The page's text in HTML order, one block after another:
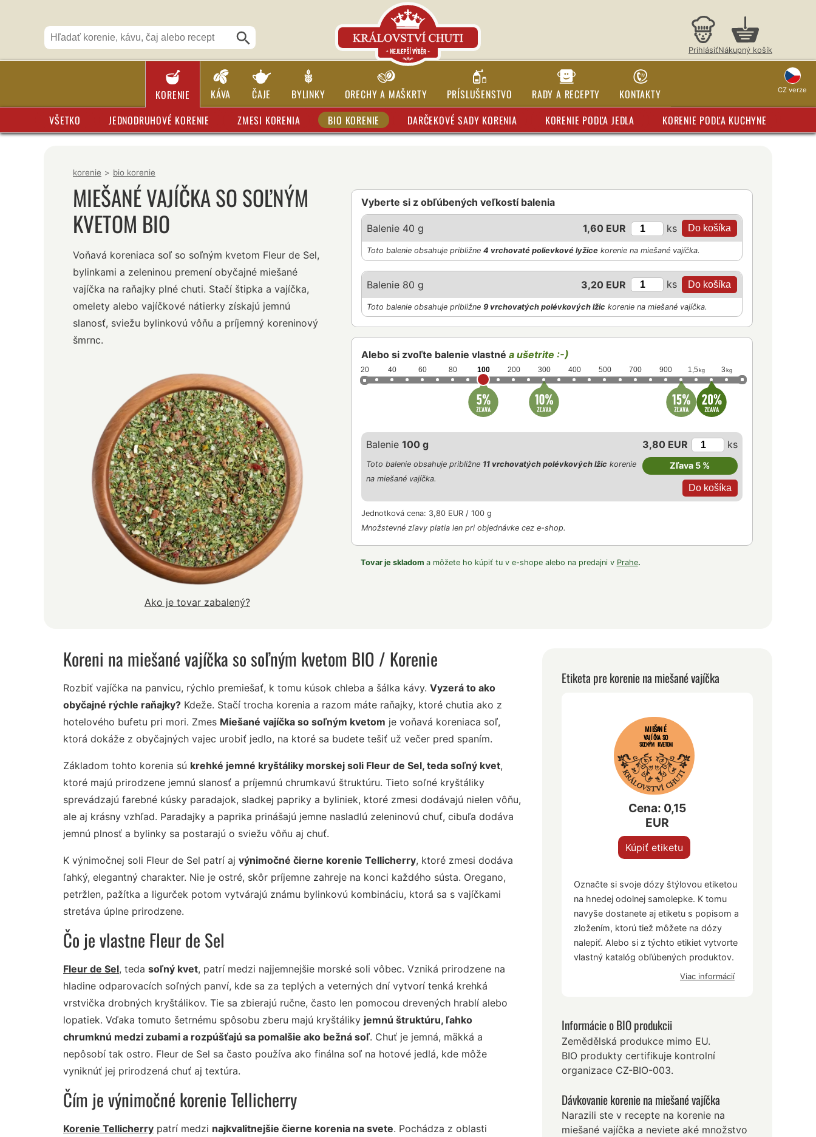
PrihlásiťNákupný košík
KORENIE KÁVA ČAJE BYLINKY ORECHY A MAŠKRTY PRÍSLUŠENSTVO RADY A RECEPTY KONTAKTY CZ verze
VŠETKO JEDNODRUHOVÉ KORENIE ZMESI KORENIA BIO KORENIE DARČEKOVÉ SADY KORENIA KORENIE PODĽA JEDLA KORENIE PODĽA KUCHYNE
korenie > bio korenie
MIEŠANÉ VAJÍČKA SO SOĽNÝM
KVETOM BIO
Voňavá koreniaca soľ so soľným kvetom Fleur de Sel,
bylinkami a zeleninou premení obyčajné miešané
vajíčka na raňajky plné chuti. Stačí štipka a vajíčka,
omelety alebo vajíčkové nátierky získajú jemnú
slanosť, sviežu bylinkovú vôňu a príjemný koreninový
šmrnc.
Ako je tovar zabalený?
Vyberte si z obľúbených veľkostí balenia
Balenie 40 g 1,60 EUR ks
Toto balenie obsahuje približne 4 vrchovaté polievkové lyžicekorenie na miešané vajíčka.
Balenie 80 g 3,20 EUR ks
Toto balenie obsahuje približne 9 vrchovatých polévkových lžic korenie na miešané vajíčka.
Alebo si zvoľte balenie vlastné a ušetrite :-)
20 40 60 80 100 200 300 400 500 700 900 1,5 kg 3 kg
Balenie 100 g 3,80 EUR ks
Zľava 5 %
Toto balenie obsahuje približne 11 vrchovatých polévkových lžic korenie
na miešané vajíčka.
Jednotková cena: 3,80 EUR / 100 g
Množstevné zľavy platia len pri objednávke cez e-shop.
Tovar je skladom a môžete ho kúpiť tu v e-shope alebo na predajni v Prahe.
Koreni na miešané vajíčka so soľným kvetom BIO / Korenie
Rozbiť vajíčka na panvicu, rýchlo premiešať, k tomu kúsok chleba a šálka kávy. Vyzerá to ako
obyčajné rýchle raňajky? Kdeže. Stačí trocha korenia a razom máte raňajky, ktoré chutia ako z
hotelového bufetu pri mori. Zmes Miešané vajíčka so soľným kvetom je voňavá koreniaca soľ,
ktorá dokáže z obyčajných vajec urobiť jedlo, na ktoré sa budete tešiť už večer pred spaním.
Základom tohto korenia sú krehké jemné kryštáliky morskej soli Fleur de Sel, teda soľný kvet,
ktoré majú prirodzene jemnú slanosť a príjemnú chrumkavú štruktúru. Tieto soľné kryštáliky
sprevádzajú farebné kúsky paradajok, sladkej papriky a byliniek, ktoré zmesi dodávajú nielen vôňu,
ale aj krásny vzhľad. Paradajky a paprika prinášajú jemne nasladlú zeleninovú chuť, cibuľa dodáva
jemnú plnosť a bylinky sa postarajú o sviežu vôňu aj chuť.
K výnimočnej soli Fleur de Sel patrí aj výnimočné čierne korenie Tellicherry, ktoré zmesi dodáva
ľahký, elegantný charakter. Nie je ostré, skôr príjemne zahreje na konci každého sústa. Oregano,
petržlen, pažítka a ligurček potom vytvárajú známu bylinkovú kombináciu, ktorá sa s vajíčkami
stretáva úplne prirodzene.
Čo je vlastne Fleur de Sel
Fleur de Sel, teda soľný kvet, patrí medzi najjemnejšie morské soli vôbec. Vzniká prirodzene na
hladine odparovacích soľných panví, kde sa za teplých a veterných dní vytvorí tenká krehká
vrstvička drobných kryštálikov. Tie sa zbierajú ručne, často len pomocou drevených hrablí alebo
lopatiek. Vďaka tomuto šetrnému spôsobu zberu majú kryštáliky jemnú štruktúru, ľahko
chrumknú medzi zubami a rozpúšťajú sa pomalšie ako bežná soľ. Chuť je jemná, mäkká a
nepôsobí tak ostro. Fleur de Sel sa často používa ako finálna soľ na hotové jedlá, kde môže
vyniknúť jej prirodzená chuť aj textúra.
Čím je výnimočné korenie Tellicherry
Korenie Tellicherry patrí medzi najkvalitnejšie čierne korenia na svete. Pochádza z oblasti
Etiketa pre korenie na miešané vajíčka
MIEŠANÉ
VAJÍČKA SO
SOĽNÝM KVETOM
Cena: 0,15
EUR
Kúpiť etiketu
Označte si svoje dózy štýlovou etiketou
na hnedej odolnej samolepke. K tomu
navyše dostanete aj etiketu s popisom a
zložením, ktorú tiež môžete na dózy
nalepiť. Alebo si z týchto etikiet vytvorte
vlastný katalóg obľúbených produktov.
Viac informácií
Informácie o BIO produkcii
Zemědělská produkce mimo EU.
BIO produkty certifikuje kontrolní
organizace CZ-BIO-003.
Dávkovanie korenie na miešané vajíčka
Narazili ste v recepte na korenie na
miešané vajíčka a neviete aké množstvo